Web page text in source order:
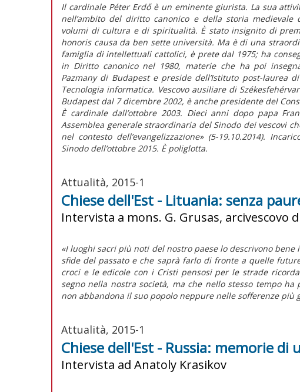
Il cardinale Péter Erdő è un eminente giurista. La sua
nell’ambito del diritto canonico e della storia
volumi di cultura e di spiritualità. È stato insignito di
honoris causa da ben sette università. Ma è di una
famiglia di intellettuali cattolici, è prete dal 1975; ha
in Diritto canonico nel 1980, materie che ha poi
Pazmany di Budapest e preside dell’Istituto post-laurea
Tecnologia informatica. Vescovo ausiliare di
Budapest dal 7 dicembre 2002, è anche presidente del
È cardinale dall’ottobre 2003. Dieci anni dopo papa
Assemblea generale straordinaria del Sinodo dei vescovi
nel contesto dell’evangelizzazione» (5-19.10.2014).
Sinodo dell’ottobre 2015. È poliglotta.
Attualità, 2015-1
Chiese dell'Est - Lituania: senza
Intervista a mons. G. Grusas, arcivescovo
«I luoghi sacri più noti del nostro paese lo descrivono
sfide del passato e che saprà farlo di fronte a quelle
croci e le edicole con i Cristi pensosi per le strade
segno nella nostra società, ma che nello stesso tempo
non abbandona il suo popolo neppure nelle sofferenze più
Attualità, 2015-1
Chiese dell'Est - Russia: memorie di
Intervista ad Anatoly Krasikov